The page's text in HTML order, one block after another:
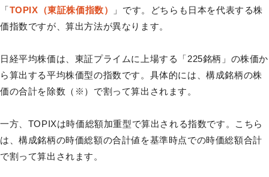
「TOPIX（東証株価指数）
」です。どちらも日本を代表する株
価指数ですが、算出方法が異なります。
日経平均株価は、東証プライムに上場する「225銘柄」の株価か
ら算出する平均株価型の指数です。具体的には、構成銘柄の株
価の合計を除数（※）で割って算出されます。
一方、TOPIXは時価総額加重型で算出される指数です。こちら
は、構成銘柄の時価総額の合計値を基準時点での時価総額合計
で割って算出されます。